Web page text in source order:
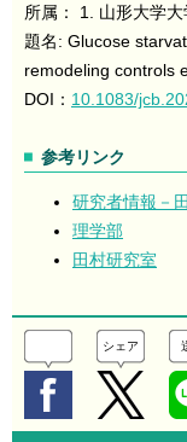
所属： 1. 山形大学
題名: Glucose
remodeling controls
DOI： 10.1083/
参考リンク
研究者情報
理学部
田村研究室
シェア